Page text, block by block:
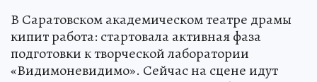
В Саратовском академическом театре драмы
кипит работа: стартовала активная фаза
подготовки к творческой лаборатории
«Видимоневидимо». Сейчас на сцене идут